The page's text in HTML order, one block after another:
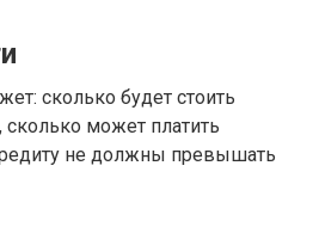
сколько будет стоить
сколько может платить
не должны превышать